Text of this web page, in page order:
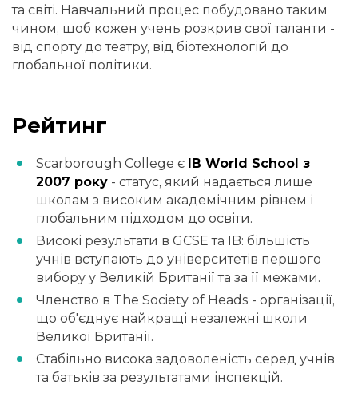
та світі. Навчальний процес побудовано таким
чином, щоб кожен учень розкрив свої таланти -
від спорту до театру, від біотехнологій до
глобальної політики.
Рейтинг
Scarborough College є
IB World School з
2007 року - статус, який надається лише
школам з високим академічним рівнем і
глобальним підходом до освіти.
Високі результати в GCSE та IB: більшість
учнів вступають до університетів першого
вибору у Великій Британії та за її межами.
Членство в The Society of Heads - організації,
що об'єднує найкращі незалежні школи
Великої Британії.
Стабільно висока задоволеність серед учнів
та батьків за результатами інспекцій.